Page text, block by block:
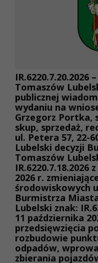
Tomaszów
publicznej
wydaniu na
Grzegorz Portka,
skup, sprzedaż,
ul. Petera 57, 22-
Lubelski decyzji
Tomaszów
IR.6220.7.18.2026
2026 r.
środowiskowych
Burmistrza
Lubelski znak:
11 października
przedsięwzięcia
rozbudowie
odpadów,
zbierania